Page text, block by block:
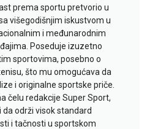
prema sportu pretvorio u
višegodišnjim iskustvom u
i međunarodnim
Poseduje izuzetno
sportovima, posebno o
što mu omogućava da
i originalne sportske priče.
čelu redakcije Super Sport,
da održi visok standard
i tačnosti u sportskom